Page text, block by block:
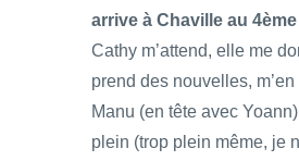
arrive à Chaville au
Cathy m’attend, elle me
prend des nouvelles,
Manu (en tête avec
plein (trop plein même, je